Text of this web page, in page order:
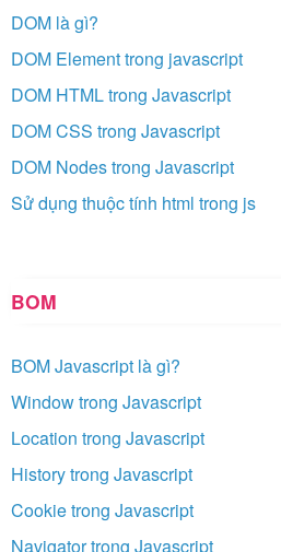
DOM là gì?
DOM Element trong javascript
DOM HTML trong Javascript
DOM CSS trong Javascript
DOM Nodes trong Javascript
Sử dụng thuộc tính html trong js
BOM
BOM Javascript là gì?
Window trong Javascript
Location trong Javascript
History trong Javascript
Cookie trong Javascript
Navigator trong Javascript